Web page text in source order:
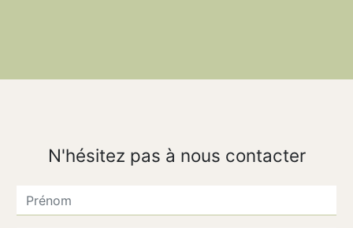
N'hésitez pas à nous contacter